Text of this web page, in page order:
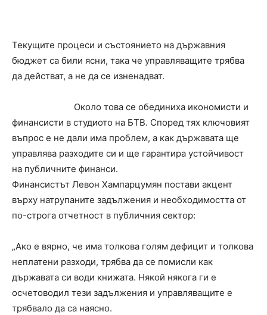
Текущите процеси и състоянието на държавния
бюджет са били ясни, така че управляващите трябва
да действат, а не да се изненадват.
Около това се обединиха икономисти и
финансисти в студиото на БТВ. Според тях ключовият
въпрос е не дали има проблем, а как държавата ще
управлява разходите си и ще гарантира устойчивост
на публичните финанси.
Финансистът Левон Хампарцумян постави акцент
върху натрупаните задължения и необходимостта от
по-строга отчетност в публичния сектор:
„Ако е вярно, че има толкова голям дефицит и толкова
неплатени разходи, трябва да се помисли как
държавата си води книжата. Някой някога ги е
осчетоводил тези задължения и управляващите е
трябвало да са наясно.